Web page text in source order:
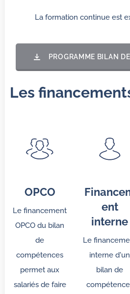
La formation continue est
PROGRAMME BILAN
Les
OPCO
Le financement
OPCO du bilan
de
compétences
permet aux
salariés de faire
ent
interne
Le
interne d'un
bilan de